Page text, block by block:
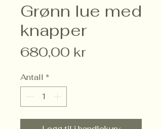
Grønn lue med
knapper
680,00 krPris
Antall *